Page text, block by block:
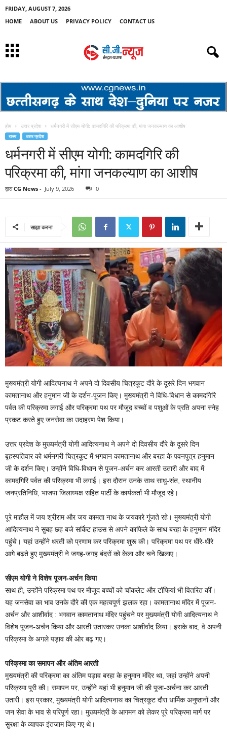
FRIDAY, AUGUST 7, 2026
HOME
ABOUT US PRIVACY POLICY CONTACT US
होम उत्तर प्रदेश धर्मनगरी में सीएम योगी: कामदगिरि की परिक्रमा की, मांगा जनकल्याण का आशीष
राज्य उत्तर प्रदेश
धर्मनगरी में सीएम योगी: कामदगिरि की
परिक्रमा की, मांगा जनकल्याण का आशीष
द्वारा CG News - July 9, 2026 0
साझा करना
मुख्यमंत्री योगी आदित्यनाथ ने अपने दो दिवसीय चित्रकूट दौरे के दूसरे दिन भगवान
कामतानाथ और हनुमान जी के दर्शन-पूजन किए। मुख्यमंत्री ने विधि-विधान से कामदगिरि
पर्वत की परिक्रमा लगाई और परिक्रमा पथ पर मौजूद बच्चों व पशुओं के प्रति अपना स्नेह
प्रकट करते हुए जनसेवा का उदाहरण पेश किया।
उत्तर प्रदेश के मुख्यमंत्री योगी आदित्यनाथ ने अपने दो दिवसीय दौरे के दूसरे दिन
बृहस्पतिवार को धर्मनगरी चित्रकूट में भगवान कामतानाथ और बरहा के पवनपुत्र हनुमान
जी के दर्शन किए। उन्होंने विधि-विधान से पूजन-अर्चन कर आरती उतारी और बाद में
कामदगिरि पर्वत की परिक्रमा भी लगाई। इस दौरान उनके साथ साधु-संत, स्थानीय
जनप्रतिनिधि, भाजपा जिलाध्यक्ष सहित पार्टी के कार्यकर्ता भी मौजूद रहे।
पूरे माहौल में जय श्रीराम और जय कामता नाथ के जयकारे गूंजते रहे। मुख्यमंत्री योगी
आदित्यनाथ ने सुबह छह बजे सर्किट हाउस से अपने काफिले के साथ बरहा के हनुमान मंदिर
पहुंचे। यहां उन्होंने धरती को प्रणाम कर परिक्रमा शुरू की। परिक्रमा पथ पर धीरे-धीरे
आगे बढ़ते हुए मुख्यमंत्री ने जगह-जगह बंदरों को केला और चने खिलाए।
सीएम योगी ने विशेष पूजन-अर्चन किया
साथ ही, उन्होंने परिक्रमा पथ पर मौजूद बच्चों को चॉकलेट और टॉफियां भी वितरित कीं।
यह जनसेवा का भाव उनके दौरे की एक महत्वपूर्ण झलक रहा। कामतानाथ मंदिर में पूजन-
अर्चन और आशीर्वाद : भगवान कामतानाथ मंदिर पहुंचने पर मुख्यमंत्री योगी आदित्यनाथ ने
विशेष पूजन-अर्चन किया और आरती उतारकर उनका आशीर्वाद लिया। इसके बाद, वे अपनी
परिक्रमा के अगले पड़ाव की ओर बढ़ गए।
परिक्रमा का समापन और अंतिम आरती
मुख्यमंत्री की परिक्रमा का अंतिम पड़ाव बरहा के हनुमान मंदिर था, जहां उन्होंने अपनी
परिक्रमा पूरी की। समापन पर, उन्होंने यहां भी हनुमान जी की पूजा-अर्चना कर आरती
उतारी। इस प्रकार, मुख्यमंत्री योगी आदित्यनाथ का चित्रकूट दौरा धार्मिक अनुष्ठानों और
जन सेवा के भाव से परिपूर्ण रहा। मुख्यमंत्री के आगमन को लेकर पूरे परिक्रमा मार्ग पर
सुरक्षा के व्यापक इंतजाम किए गए थे।